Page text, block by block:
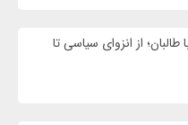
طالبان؛ از انزوای سیاسی تا